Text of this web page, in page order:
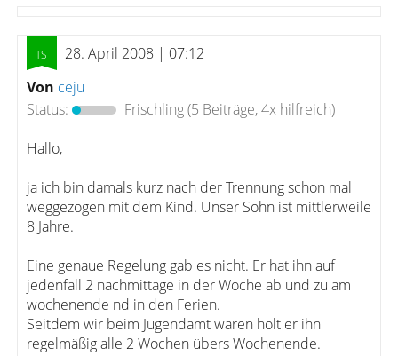
28. April 2008 | 07:12
Von ceju
Status:
Frischling(5 Beiträge, 4x hilfreich)
Hallo,
ja ich bin damals kurz nach der Trennung schon mal
weggezogen mit dem Kind. Unser Sohn ist mittlerweile
8 Jahre.
Eine genaue Regelung gab es nicht. Er hat ihn auf
jedenfall 2 nachmittage in der Woche ab und zu am
wochenende nd in den Ferien.
Seitdem wir beim Jugendamt waren holt er ihn
regelmäßig alle 2 Wochen übers Wochenende.